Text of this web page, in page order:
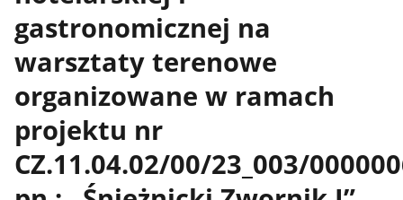
gastronomicznej na
warsztaty terenowe
organizowane w ramach
projektu nr
CZ.11.04.02/00/23_003/